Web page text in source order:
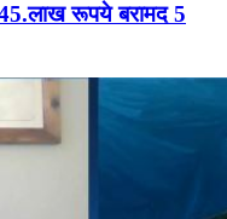
रूपये बरामद 5